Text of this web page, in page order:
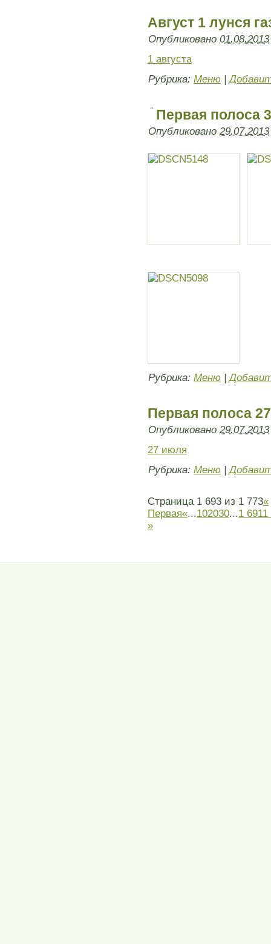
Август 1 лунся
Опубликовано 01.08.2013
1 августа
Рубрика: Меню |
Первая полоса
Опубликовано 29.07.2013
Рубрика: Меню |
Первая полоса
Опубликовано 29.07.2013
27 июля
Рубрика: Меню |
Страница 1 693 из 1 773«
Первая«...102030...1 6911
»